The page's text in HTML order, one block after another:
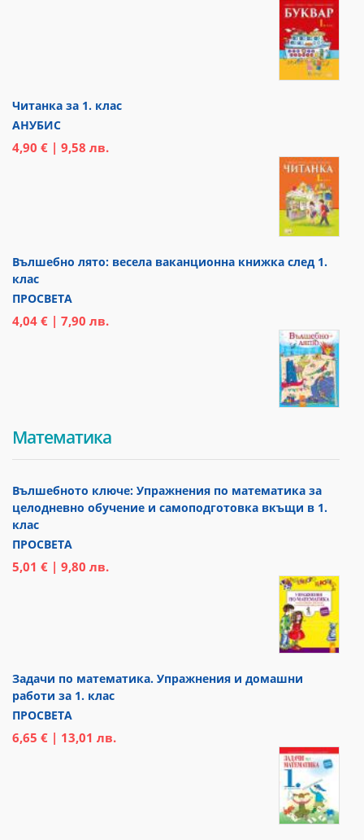
Читанка за 1. клас
АНУБИС
4,90 € | 9,58 лв.
Вълшебно лято: весела ваканционна книжка след 1.
клас
ПРОСВЕТА
4,04 € | 7,90 лв.
Математика
Вълшебното ключе: Упражнения по математика за
целодневно обучение и самоподготовка вкъщи в 1.
клас
ПРОСВЕТА
5,01 € | 9,80 лв.
Задачи по математика. Упражнения и домашни
работи за 1. клас
ПРОСВЕТА
6,65 € | 13,01 лв.